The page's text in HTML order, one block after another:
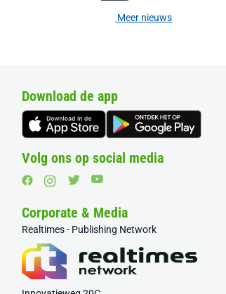
Meer nieuws
Download de app
Volg ons op social media
Corporate & Media
Realtimes - Publishing Network